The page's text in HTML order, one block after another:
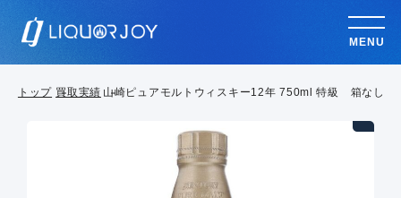
MENU
トップ 買取実績 山崎ピュアモルトウィスキー12年 750ml 特級 箱なし